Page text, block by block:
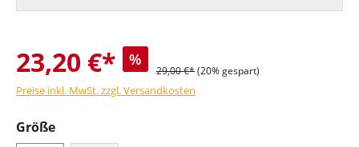
23,20 €* %
29,00 €*(20% gespart)
Preise inkl. MwSt. zzgl. Versandkosten
Größe